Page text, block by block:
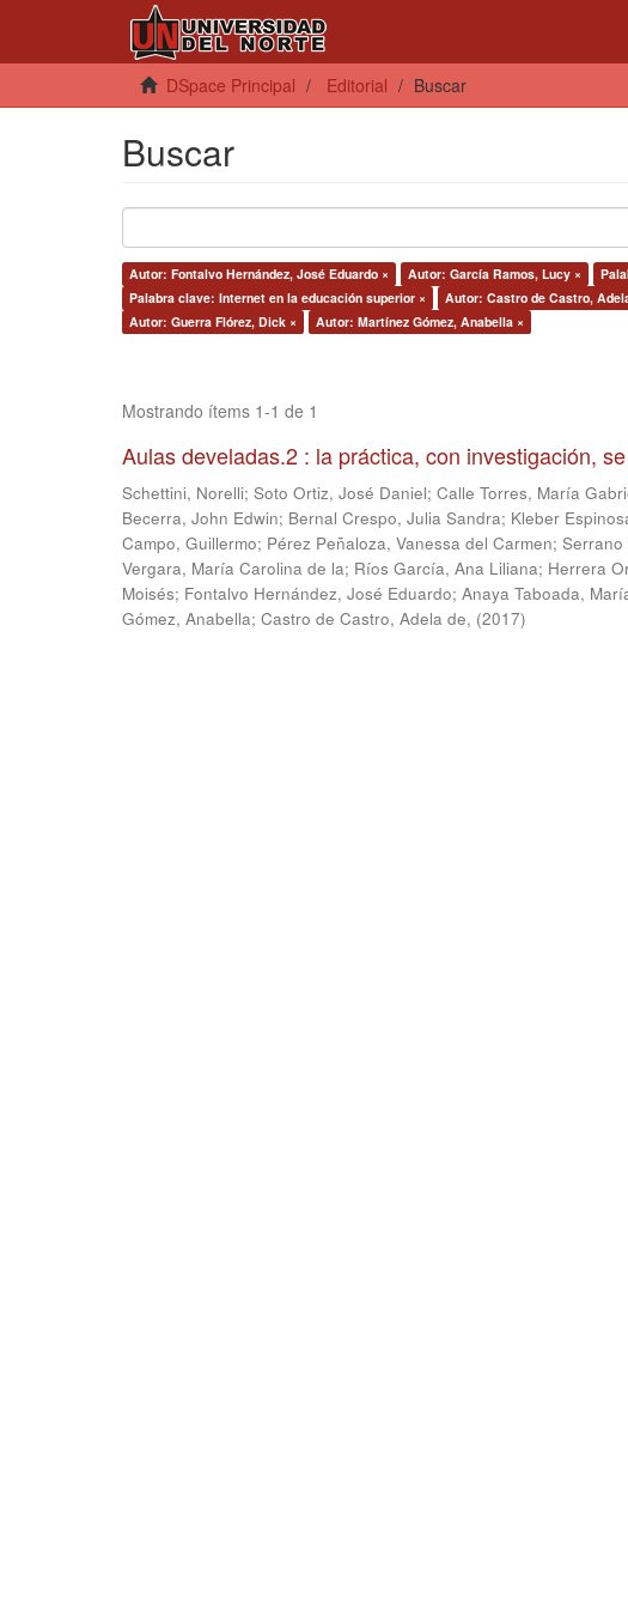
DSpace Principal Editorial Buscar
Buscar
Autor: Fontalvo Hernández, José Eduardo × Autor: García Ramos, Lucy ×
Palabra clave: Internet en la educación superior ×
Autor: Castro de Castro,
Autor: Guerra Flórez, Dick ×
Autor: Martínez Gómez, Anabella ×
Mostrando ítems 1-1 de 1
Aulas develadas.2 : la práctica, con investigación,
Schettini, Norelli; Soto Ortiz, José Daniel; Calle Torres, María
Becerra, John Edwin; Bernal Crespo, Julia Sandra; Kleber
Campo, Guillermo; Pérez Peñaloza, Vanessa del Carmen; Serrano
Vergara, María Carolina de la; Ríos García, Ana Liliana; Herrera
Moisés; Fontalvo Hernández, José Eduardo; Anaya Taboada,
Gómez, Anabella; Castro de Castro, Adela de, (2017)